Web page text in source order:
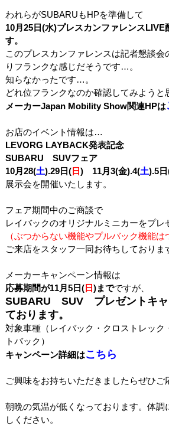
われらがSUBARUもHPを準備して
10月25日(水)プレスカンファレンスLIVE
す。
このプレスカンファレンスは記者懇談会
りフランクな感じだそうです…。
知らなかったです…。
どれ位フランクなのか確認してみようと
メーカーJapan Mobility Show関連HPは
お店のイベント情報は…
LEVORG LAYBACK発表記念
SUBARU SUVフェア
10月28(土).29日(日) 11月3(金).4(土).5
展示会を開催いたします。
フェア期間中のご商談で
レイバックのオリジナルミニカーをプレ
（ぶつからない機能やプルバック機能は
ご来店をスタッフ一同お待ちしておりま
メーカーキャンペーン情報は
応募期間が11月5日(日)までですが、
SUBARU SUV プレゼントキャ
ております。
対象車種（レイバック・クロストレック
トバック）
キャンペーン詳細はこちら
ご興味をお持ちいただきましたらぜひご
朝晩の気温が低くなっております。体調
しください。